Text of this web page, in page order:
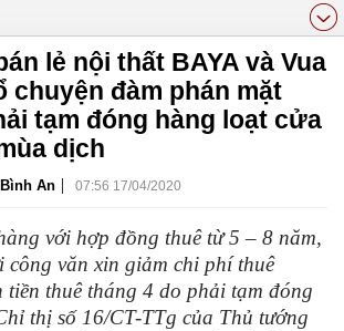
lẻ nội thất BAYA và Vua
chuyện đàm phán mặt
tạm đóng hàng loạt cửa
dịch
Bình An | 07:56 17/04/2020
với hợp đồng thuê từ 5 – 8 năm,
công văn xin giảm chi phí thuê
tiền thuê tháng 4 do phải tạm đóng
thị số 16/CT-TTg của Thủ tướng